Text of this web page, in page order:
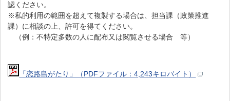
認ください。
※私的利用の範囲を超えて複製する場合は、担当課（政策推進
課）に相談の上、許可を得てください。
（例：不特定多数の人に配布又は閲覧させる場合 等）
「恋路島がたり」（PDFファイル：4,243キロバイト）